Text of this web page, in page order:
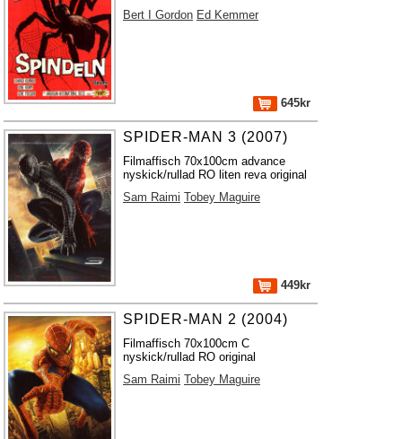
Bert I Gordon Ed Kemmer
645kr
SPIDER-MAN 3 (2007)
Filmaffisch 70x100cm advance
nyskick/rullad RO liten reva original
Sam Raimi Tobey Maguire
449kr
SPIDER-MAN 2 (2004)
Filmaffisch 70x100cm C
nyskick/rullad RO original
Sam Raimi Tobey Maguire